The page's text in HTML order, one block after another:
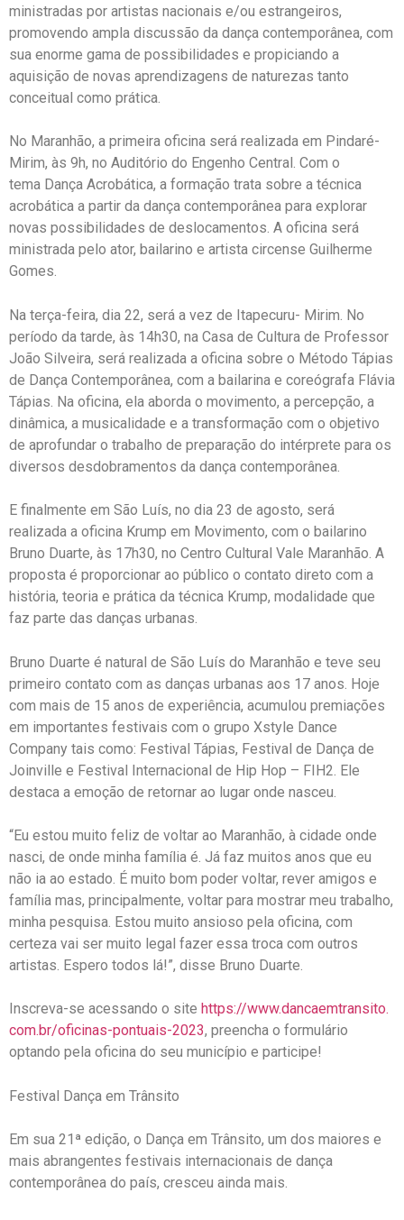
ministradas por artistas nacionais e/ou estrangeiros,
promovendo ampla discussão da dança contemporânea, com
sua enorme gama de possibilidades e propiciando a
aquisição de novas aprendizagens de naturezas tanto
conceitual como prática.
No Maranhão, a primeira oficina será realizada em Pindaré-
Mirim, às 9h, no Auditório do Engenho Central. Com o
tema Dança Acrobática, a formação trata sobre a técnica
acrobática a partir da dança contemporânea para explorar
novas possibilidades de deslocamentos. A oficina será
ministrada pelo ator, bailarino e artista circense Guilherme
Gomes.
Na terça-feira, dia 22, será a vez de Itapecuru- Mirim. No
período da tarde, às 14h30, na Casa de Cultura de Professor
João Silveira, será realizada a oficina sobre o Método Tápias
de Dança Contemporânea, com a bailarina e coreógrafa Flávia
Tápias. Na oficina, ela aborda o movimento, a percepção, a
dinâmica, a musicalidade e a transformação com o objetivo
de aprofundar o trabalho de preparação do intérprete para os
diversos desdobramentos da dança contemporânea.
E finalmente em São Luís, no dia 23 de agosto, será
realizada a oficina Krump em Movimento, com o bailarino
Bruno Duarte, às 17h30, no Centro Cultural Vale Maranhão. A
proposta é proporcionar ao público o contato direto com a
história, teoria e prática da técnica Krump, modalidade que
faz parte das danças urbanas.
Bruno Duarte é natural de São Luís do Maranhão e teve seu
primeiro contato com as danças urbanas aos 17 anos. Hoje
com mais de 15 anos de experiência, acumulou premiações
em importantes festivais com o grupo Xstyle Dance
Company tais como: Festival Tápias, Festival de Dança de
Joinville e Festival Internacional de Hip Hop – FIH2. Ele
destaca a emoção de retornar ao lugar onde nasceu.
“Eu estou muito feliz de voltar ao Maranhão, à cidade onde
nasci, de onde minha família é. Já faz muitos anos que eu
não ia ao estado. É muito bom poder voltar, rever amigos e
família mas, principalmente, voltar para mostrar meu trabalho,
minha pesquisa. Estou muito ansioso pela oficina, com
certeza vai ser muito legal fazer essa troca com outros
artistas. Espero todos lá!”, disse Bruno Duarte.
Inscreva-se acessando o site https://www.dancaemtransito.
com.br/oficinas-pontuais-2023, preencha o formulário
optando pela oficina do seu município e participe!
Festival Dança em Trânsito
Em sua 21ª edição, o Dança em Trânsito, um dos maiores e
mais abrangentes festivais internacionais de dança
contemporânea do país, cresceu ainda mais.